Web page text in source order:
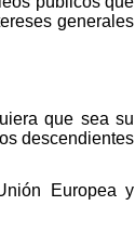
generales
que sea su
descendientes
Europea y